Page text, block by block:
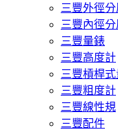
三豐外徑
三豐內徑
三豐量錶
三豐高度計
三豐槓桿
三豐粗度計
三豐線性規
三豐配件